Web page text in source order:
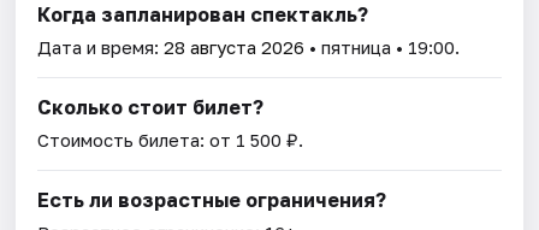
Когда запланирован спектакль?
Дата и время:28 августа 2026 • пятница • 19:00.
Сколько стоит билет?
Стоимость билета: от 1 500 ₽.
Есть ли возрастные ограничения?